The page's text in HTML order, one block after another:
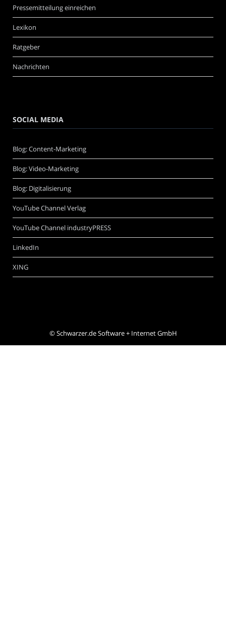
Pressemitteilung einreichen
Lexikon
Ratgeber
Nachrichten
SOCIAL MEDIA
Blog: Content-Marketing
Blog: Video-Marketing
Blog: Digitalisierung
YouTube Channel Verlag
YouTube Channel industryPRESS
LinkedIn
XING
©Schwarzer.de Software + Internet GmbH